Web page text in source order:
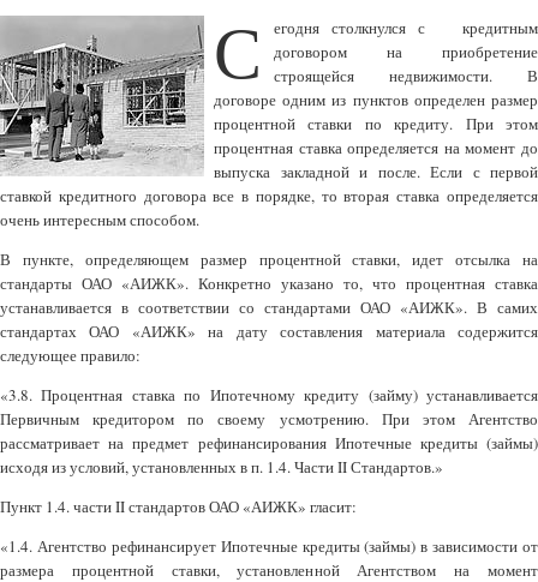
С
егодня столкнулся с кредитным
договором на приобретение
строящейся недвижимости. В
договоре одним из пунктов определен размер
процентной ставки по кредиту. При этом
процентная ставка определяется на момент до
выпуска закладной и после. Если с первой
ставкой кредитного договора все в порядке, то вторая ставка определяется
очень интересным способом.
В пункте, определяющем размер процентной ставки, идет отсылка на
стандарты ОАО «АИЖК». Конкретно указано то, что процентная ставка
устанавливается в соответствии со стандартами ОАО «АИЖК». В самих
стандартах ОАО «АИЖК» на дату составления материала содержится
следующее правило:
«3.8. Процентная ставка по Ипотечному кредиту (займу) устанавливается
Первичным кредитором по своему усмотрению. При этом Агентство
рассматривает на предмет рефинансирования Ипотечные кредиты (займы)
исходя из условий, установленных в п. 1.4. Части II Стандартов.»
Пункт 1.4. части II стандартов ОАО «АИЖК» гласит:
«1.4. Агентство рефинансирует Ипотечные кредиты (займы) в зависимости от
размера процентной ставки, установленной Агентством на момент